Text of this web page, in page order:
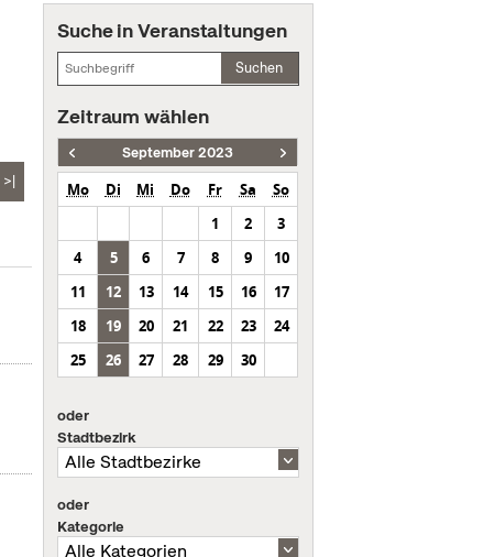
>|
Suche in Veranstaltungen
Suchen
Zeitraum wählen
September 2023
Mo Di Mi Do Fr Sa
So
1
2
3
4
5 6 7 8 9
10
11
12 13 14 15 16
17
18
19 20 21 22 23
24
25
26 27 28 29 30
oder
Stadtbezirk
oder
Kategorie